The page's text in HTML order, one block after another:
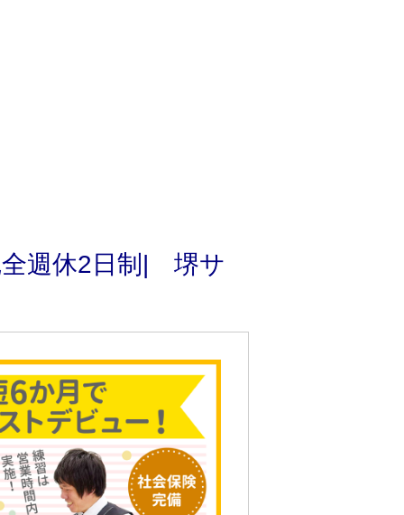
全週休2日制| 堺サ